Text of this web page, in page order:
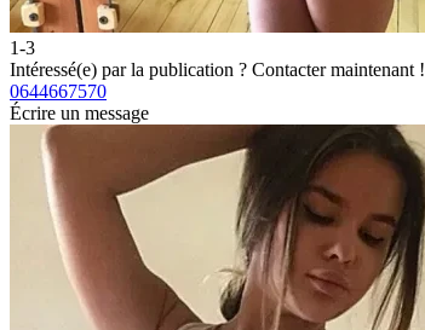
1-3
Intéressé(e) par la publication ? Contacter maintenant !
0644667570
Écrire un message